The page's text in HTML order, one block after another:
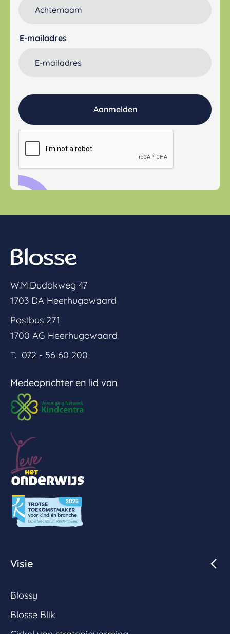
E-mailadres
W.M.Dudokweg 47
1703 DA Heerhugowaard
Postbus 271
1700 AG Heerhugowaard
T. 072 - 56 60 200
Medeoprichter en lid van
Visie
Blossy
Blosse Blik